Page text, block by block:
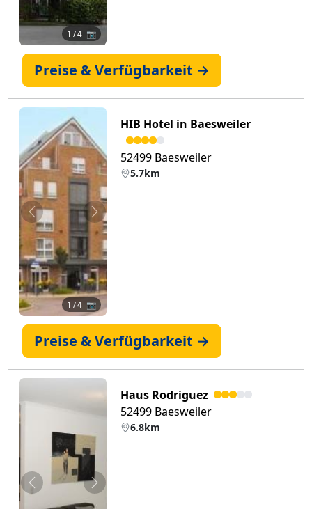
1 / 4 📷
Preise & Verfügbarkeit →
Zurück Weiter
1 / 4 📷
HIB Hotel in Baesweiler
52499 Baesweiler
5.7km
Preise & Verfügbarkeit →
Zurück Weiter
Haus Rodriguez
52499 Baesweiler
6.8km